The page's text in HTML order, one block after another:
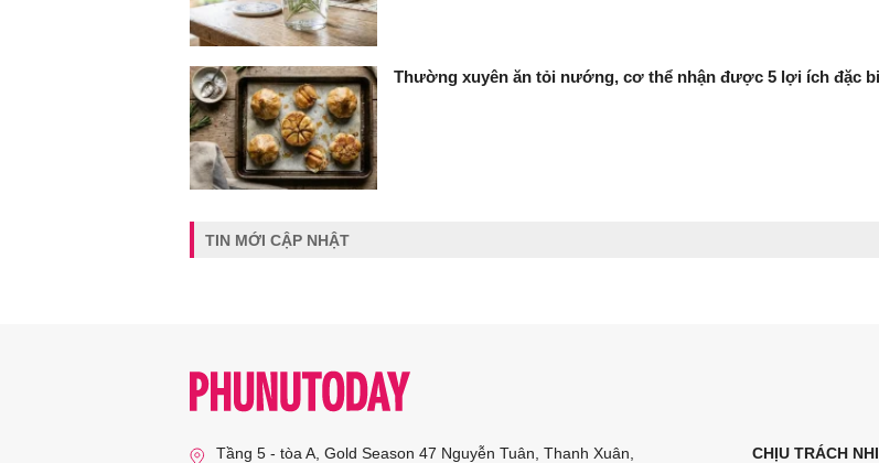
Thường xuyên ăn tỏi nướng, cơ thể nhận được 5 lợi ích đặc
TIN MỚI CẬP NHẬT
Tầng 5 - tòa A, Gold Season 47 Nguyễn Tuân, Thanh Xuân, CHỊU TRÁCH